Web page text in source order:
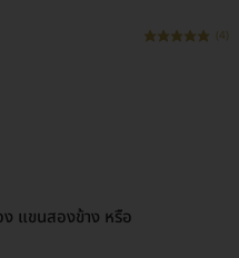
(4)
แขนสองข้าง หรือ